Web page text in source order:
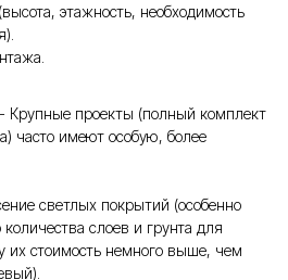
этажность, необходимость
- Крупные проекты (полный комплект
часто имеют особую, более
светлых покрытий (особенно
слоев и грунта для
их стоимость немного выше, чем